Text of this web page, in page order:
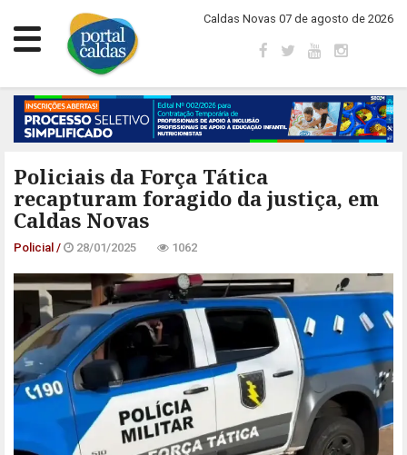
Caldas Novas 07 de agosto de 2026
Policiais da Força Tática
recapturam foragido da justiça, em
Caldas Novas
Policial / 28/01/2025 1062